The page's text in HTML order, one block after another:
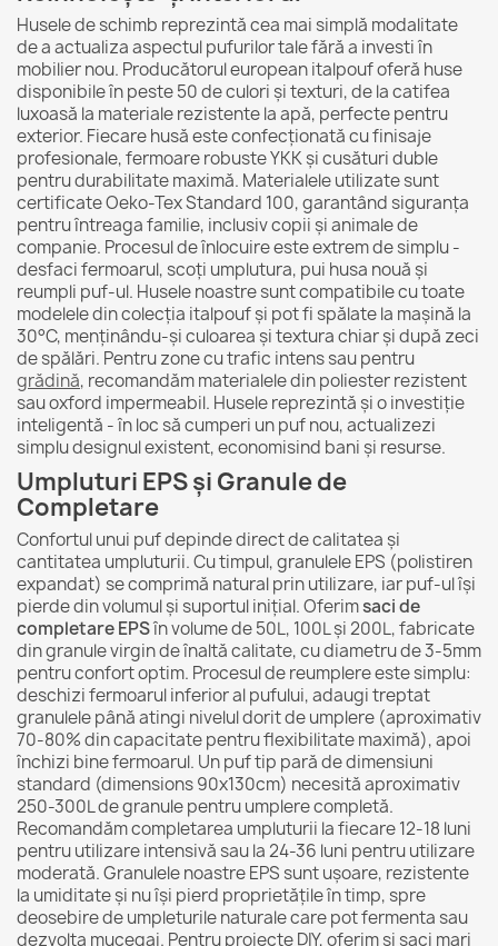
Husele de schimb reprezintă cea mai simplă modalitate
de a actualiza aspectul pufurilor tale fără a investi în
mobilier nou. Producătorul european italpouf oferă huse
disponibile în peste 50 de culori și texturi, de la catifea
luxoasă la materiale rezistente la apă, perfecte pentru
exterior. Fiecare husă este confecționată cu finisaje
profesionale, fermoare robuste YKK și cusături duble
pentru durabilitate maximă. Materialele utilizate sunt
certificate Oeko-Tex Standard 100, garantând siguranța
pentru întreaga familie, inclusiv copii și animale de
companie. Procesul de înlocuire este extrem de simplu -
desfaci fermoarul, scoți umplutura, pui husa nouă și
reumpli puf-ul. Husele noastre sunt compatibile cu toate
modelele din colecția italpouf și pot fi spălate la mașină la
30°C, menținându-și culoarea și textura chiar și după zeci
de spălări. Pentru zone cu trafic intens sau pentru
grădină, recomandăm materialele din poliester rezistent
sau oxford impermeabil. Husele reprezintă și o investiție
inteligentă - în loc să cumperi un puf nou, actualizezi
simplu designul existent, economisind bani și resurse.
Umpluturi EPS și Granule de
Completare
Confortul unui puf depinde direct de calitatea și
cantitatea umpluturii. Cu timpul, granulele EPS (polistiren
expandat) se comprimă natural prin utilizare, iar puf-ul își
pierde din volumul și suportul inițial. Oferimsaci de
completare EPSîn volume de 50L, 100L și 200L, fabricate
din granule virgin de înaltă calitate, cu diametru de 3-5mm
pentru confort optim. Procesul de reumplere este simplu:
deschizi fermoarul inferior al pufului, adaugi treptat
granulele până atingi nivelul dorit de umplere (aproximativ
70-80% din capacitate pentru flexibilitate maximă), apoi
închizi bine fermoarul. Un puf tip pară de dimensiuni
standard (dimensions 90x130cm) necesită aproximativ
250-300L de granule pentru umplere completă.
Recomandăm completarea umpluturii la fiecare 12-18 luni
pentru utilizare intensivă sau la 24-36 luni pentru utilizare
moderată. Granulele noastre EPS sunt ușoare, rezistente
la umiditate și nu își pierd proprietățile în timp, spre
deosebire de umpleturile naturale care pot fermenta sau
dezvolta mucegai. Pentru proiecte DIY, oferim și saci mari